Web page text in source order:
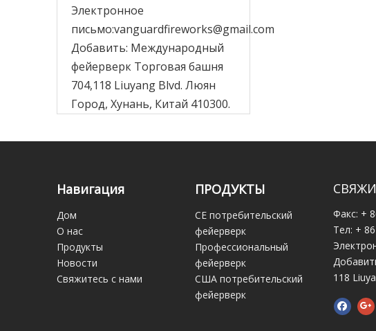
Электронное
письмо:vanguardfireworks@gmail.com
Добавить: Международный
фейерверк Торговая башня
704,118 Liuyang Blvd. Люян
Город, Хунань, Китай 410300.
Навигация
Дом
О нас
Продукты
Новости
Свяжитесь с нами
ПРОДУКТЫ
CE потребительский
фейерверк
Профессиональный
фейерверк
США потребительский
фейерверк
Факс: +
Тел: +
118